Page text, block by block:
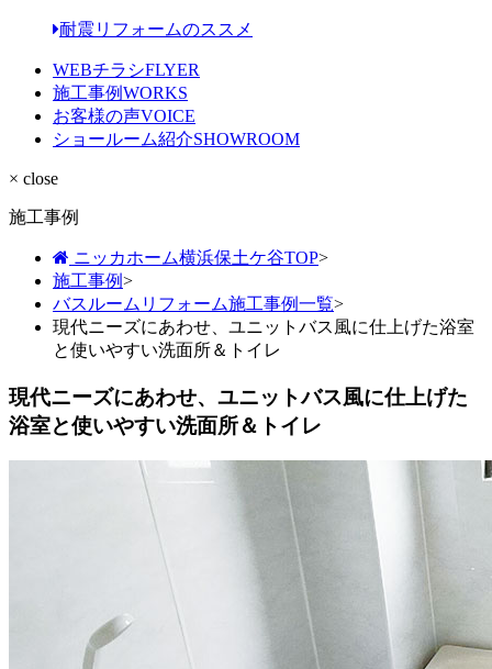
耐震リフォームのススメ
WEBチラシFLYER
施工事例WORKS
お客様の声VOICE
ショールーム紹介SHOWROOM
× close
施工事例
ニッカホーム横浜保土ケ谷TOP>
施工事例>
バスルームリフォーム施工事例一覧>
現代ニーズにあわせ、ユニットバス風に仕上げた浴室
と使いやすい洗面所＆トイレ
現代ニーズにあわせ、ユニットバス風に仕上げた
浴室と使いやすい洗面所＆トイレ